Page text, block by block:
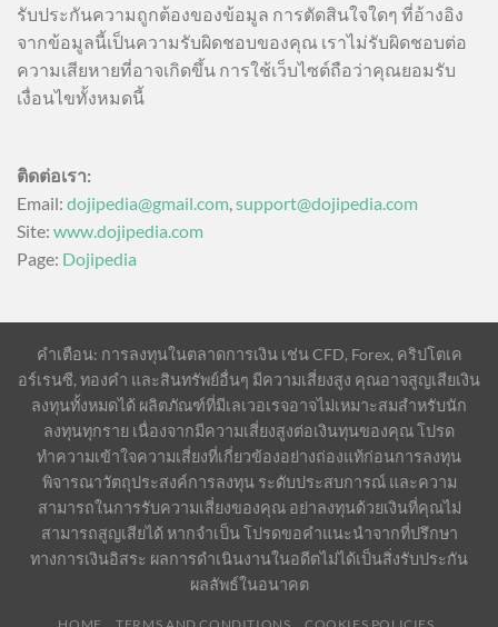
รับประกันความถูกต้องของข้อมูล การตัดสินใจใดๆ ที่อ้างอิง
จากข้อมูลนี้เป็นความรับผิดชอบของคุณ เราไม่รับผิดชอบต่อ
ความเสียหายที่อาจเกิดขึ้น การใช้เว็บไซต์ถือว่าคุณยอมรับ
เงื่อนไขทั้งหมดนี้
ติดต่อเรา:
Email: dojipedia@gmail.com support@dojipedia.com
Site: www.dojipedia.com
Page: Dojipedia
คำเตือน: การลงทุนในตลาดการเงิน เช่น CFD, Forex, คริปโตเค
อร์เรนซี, ทองคำ และสินทรัพย์อื่นๆ มีความเสี่ยงสูง คุณอาจสูญเสียเงิน
ลงทุนทั้งหมดได้ ผลิตภัณฑ์ที่มีเลเวอเรจอาจไม่เหมาะสมสำหรับนัก
ลงทุนทุกราย เนื่องจากมีความเสี่ยงสูงต่อเงินทุนของคุณ โปรด
ทำความเข้าใจความเสี่ยงที่เกี่ยวข้องอย่างถ่องแท้ก่อนการลงทุน
พิจารณาวัตถุประสงค์การลงทุน ระดับประสบการณ์ และความ
สามารถในการรับความเสี่ยงของคุณ อย่าลงทุนด้วยเงินที่คุณไม่
สามารถสูญเสียได้ หากจำเป็น โปรดขอคำแนะนำจากที่ปรึกษา
ทางการเงินอิสระ ผลการดำเนินงานในอดีตไม่ได้เป็นสิ่งรับประกัน
ผลลัพธ์ในอนาคต